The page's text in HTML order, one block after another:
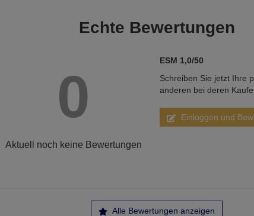
Echte Bewertungen
0
Aktuell noch keine Bewertungen
ESM 1,0/50
Schreiben Sie jetzt Ihre
anderen bei deren
Einloggen und
Alle Bewertungen anzeigen